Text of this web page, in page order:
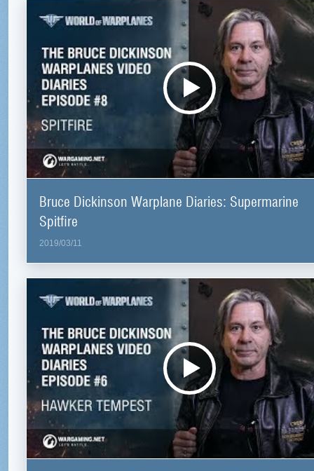
Bruce Dickinson Warplane Diaries: Supermarine
Spitfire
2019/03/11